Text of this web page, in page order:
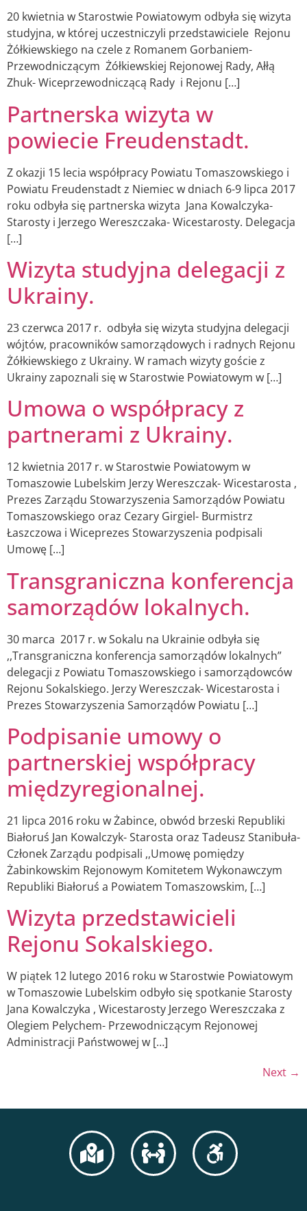
20 kwietnia w Starostwie Powiatowym odbyła się wizyta
studyjna, w której uczestniczyli przedstawiciele Rejonu
Żółkiewskiego na czele z Romanem Gorbaniem-
Przewodniczącym Żółkiewskiej Rejonowej Rady, Ałłą
Zhuk- Wiceprzewodniczącą Rady i Rejonu […]
Partnerska wizyta w
powiecie Freudenstadt.
Z okazji 15 lecia współpracy Powiatu Tomaszowskiego i
Powiatu Freudenstadt z Niemiec w dniach 6-9 lipca 2017
roku odbyła się partnerska wizyta Jana Kowalczyka-
Starosty i Jerzego Wereszczaka- Wicestarosty. Delegacja
[…]
Wizyta studyjna delegacji z
Ukrainy.
23 czerwca 2017 r. odbyła się wizyta studyjna delegacji
wójtów, pracowników samorządowych i radnych Rejonu
Żółkiewskiego z Ukrainy. W ramach wizyty goście z
Ukrainy zapoznali się w Starostwie Powiatowym w […]
Umowa o współpracy z
partnerami z Ukrainy.
12 kwietnia 2017 r. w Starostwie Powiatowym w
Tomaszowie Lubelskim Jerzy Wereszczak- Wicestarosta ,
Prezes Zarządu Stowarzyszenia Samorządów Powiatu
Tomaszowskiego oraz Cezary Girgiel- Burmistrz
Łaszczowa i Wiceprezes Stowarzyszenia podpisali
Umowę […]
Transgraniczna konferencja
samorządów lokalnych.
30 marca 2017 r. w Sokalu na Ukrainie odbyła się
,,Transgraniczna konferencja samorządów lokalnych”
delegacji z Powiatu Tomaszowskiego i samorządowców
Rejonu Sokalskiego. Jerzy Wereszczak- Wicestarosta i
Prezes Stowarzyszenia Samorządów Powiatu […]
Podpisanie umowy o
partnerskiej współpracy
międzyregionalnej.
21 lipca 2016 roku w Żabince, obwód brzeski Republiki
Białoruś Jan Kowalczyk- Starosta oraz Tadeusz Stanibuła-
Członek Zarządu podpisali ,,Umowę pomiędzy
Żabinkowskim Rejonowym Komitetem Wykonawczym
Republiki Białoruś a Powiatem Tomaszowskim, […]
Wizyta przedstawicieli
Rejonu Sokalskiego.
W piątek 12 lutego 2016 roku w Starostwie Powiatowym
w Tomaszowie Lubelskim odbyło się spotkanie Starosty
Jana Kowalczyka , Wicestarosty Jerzego Wereszczaka z
Olegiem Pelychem- Przewodniczącym Rejonowej
Administracji Państwowej w […]
Next →